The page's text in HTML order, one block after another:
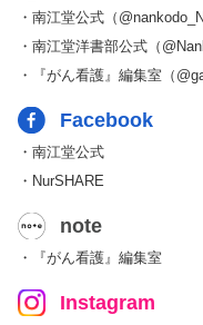
・南江堂公式（
・南江堂洋書部公式（
・『がん看護』編集室（
Facebook
・南江堂公式
・NurSHARE
note
・『がん看護』編集室
Instagram